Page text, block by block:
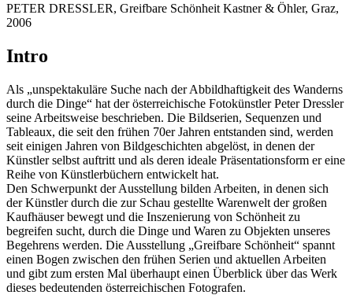
PETER DRESSLER, Greifbare Schönheit Kastner & Öhler, Graz,
2006
Intro
Als „unspektakuläre Suche nach der Abbildhaftigkeit des Wanderns
durch die Dinge“ hat der österreichische Fotokünstler Peter Dressler
seine Arbeitsweise beschrieben. Die Bildserien, Sequenzen und
Tableaux, die seit den frühen 70er Jahren entstanden sind, werden
seit einigen Jahren von Bildgeschichten abgelöst, in denen der
Künstler selbst auftritt und als deren ideale Präsentationsform er eine
Reihe von Künstlerbüchern entwickelt hat.
Den Schwerpunkt der Ausstellung bilden Arbeiten, in denen sich
der Künstler durch die zur Schau gestellte Warenwelt der großen
Kaufhäuser bewegt und die Inszenierung von Schönheit zu
begreifen sucht, durch die Dinge und Waren zu Objekten unseres
Begehrens werden. Die Ausstellung „Greifbare Schönheit“ spannt
einen Bogen zwischen den frühen Serien und aktuellen Arbeiten
und gibt zum ersten Mal überhaupt einen Überblick über das Werk
dieses bedeutenden österreichischen Fotografen.